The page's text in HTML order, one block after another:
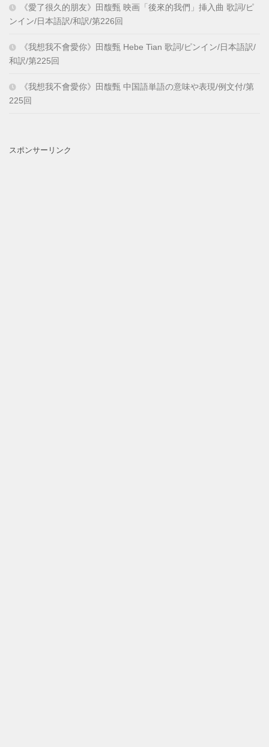
《愛了很久的朋友》田馥甄 映画「後來的我們」挿入曲 歌詞/ピ
ンイン/日本語訳/和訳/第226回
《我想我不會愛你》田馥甄 Hebe Tian 歌詞/ピンイン/日本語訳/
和訳/第225回
《我想我不會愛你》田馥甄 中国語単語の意味や表現/例文付/第
225回
スポンサーリンク